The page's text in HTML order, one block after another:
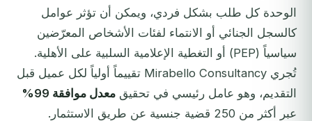
الوحدة كل طلب بشكل فردي، ويمكن أن تؤثر عوامل
كالسجل الجنائي أو الانتماء لفئات الأشخاص المعرّضين
سياسياً (PEP) أو التغطية الإعلامية السلبية على الأهلية.
تُجري Mirabello Consultancy تقييماً أولياً لكل عميل قبل
التقديم، وهو عامل رئيسي في تحقيق معدل موافقة 99%
عبر أكثر من 250 قضية جنسية عن طريق الاستثمار.